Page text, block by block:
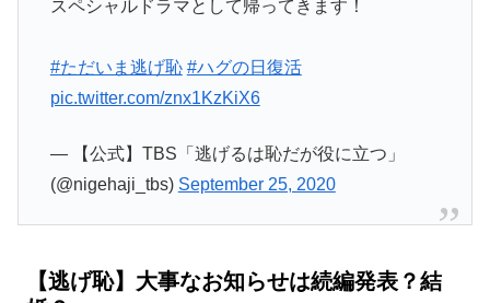
スペシャルドラマとして帰ってきます！
#ただいま逃げ恥 #ハグの日復活
pic.twitter.com/znx1KzKiX6
— 【公式】TBS「逃げるは恥だが役に立つ」
(@nigehaji_tbs) September 25, 2020
【逃げ恥】大事なお知らせは続編発表？結